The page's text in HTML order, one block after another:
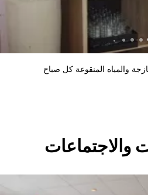
والمياه المنقوعة كل صباح
والاجتماعات